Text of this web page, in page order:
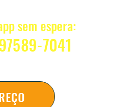
sem espera:
7041